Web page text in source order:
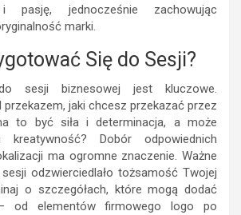
pasję, jednocześnie zachowując
marki.
Się do Sesji?
do sesji biznesowej jest kluczowe.
jaki chcesz przekazać przez
to być siła i determinacja, a może
kreatywność? Dobór odpowiednich
ma ogromne znaczenie. Ważne
odzwierciedlało tożsamość Twojej
o szczegółach, które mogą dodać
od elementów firmowego logo po